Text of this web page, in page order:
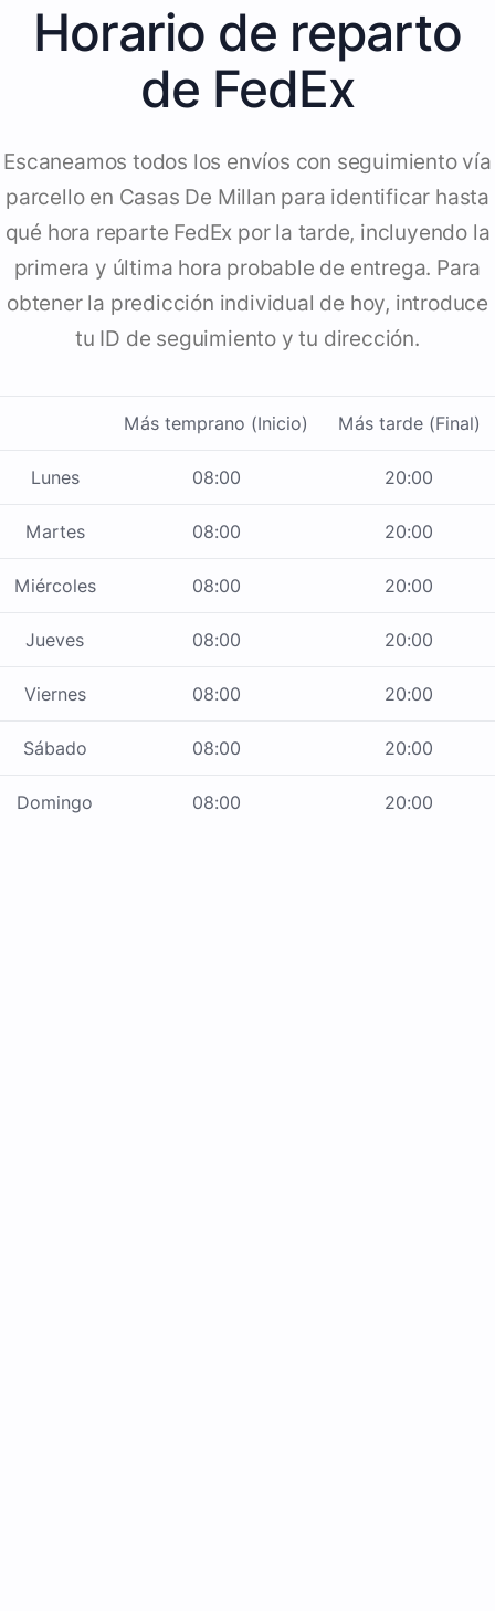
Horario de reparto
de FedEx
Escaneamos todos los envíos con seguimiento vía
parcello en Casas De Millan para identificar hasta
qué hora reparte FedEx por la tarde, incluyendo la
primera y última hora probable de entrega. Para
obtener la predicción individual de hoy, introduce
tu ID de seguimiento y tu dirección.
Más temprano (Inicio) Más tarde (Final)
Lunes 08:00 20:00
Martes 08:00 20:00
Miércoles 08:00 20:00
Jueves 08:00 20:00
Viernes 08:00 20:00
Sábado 08:00 20:00
Domingo 08:00 20:00